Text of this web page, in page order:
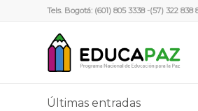
Tels. Bogotá: (601) 805 3338 -(57) 322 838
Últimas entradas